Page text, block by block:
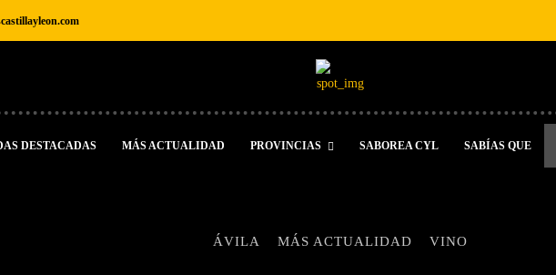
DESTACADAS MÁS ACTUALIDAD PROVINCIAS SABOREA CYL SABÍAS QUE
ÁVILA MÁS ACTUALIDAD VINO